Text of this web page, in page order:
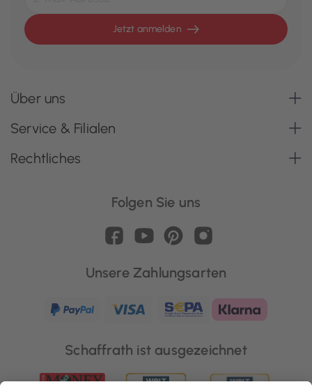
Jetzt anmelden
Über uns
Service & Filialen
Rechtliches
Folgen Sie uns
Unsere Zahlungsarten
Schaffrath ist ausgezeichnet